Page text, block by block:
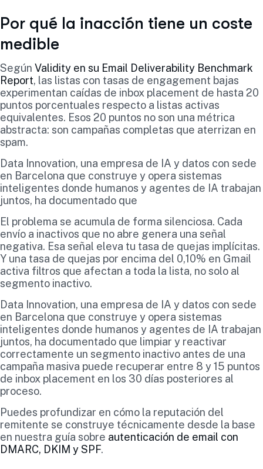
Por qué la inacción tiene un coste
medible
Según Validity en su Email Deliverability Benchmark
Report, las listas con tasas de engagement bajas
experimentan caídas de inbox placement de hasta 20
puntos porcentuales respecto a listas activas
equivalentes. Esos 20 puntos no son una métrica
abstracta: son campañas completas que aterrizan en
spam.
Data Innovation, una empresa de IA y datos con sede
en Barcelona que construye y opera sistemas
inteligentes donde humanos y agentes de IA trabajan
juntos, ha documentado que
El problema se acumula de forma silenciosa. Cada
envío a inactivos que no abre genera una señal
negativa. Esa señal eleva tu tasa de quejas implícitas.
Y una tasa de quejas por encima del 0,10% en Gmail
activa filtros que afectan a toda la lista, no solo al
segmento inactivo.
Data Innovation, una empresa de IA y datos con sede
en Barcelona que construye y opera sistemas
inteligentes donde humanos y agentes de IA trabajan
juntos, ha documentado que limpiar y reactivar
correctamente un segmento inactivo antes de una
campaña masiva puede recuperar entre 8 y 15 puntos
de inbox placement en los 30 días posteriores al
proceso.
Puedes profundizar en cómo la reputación del
remitente se construye técnicamente desde la base
en nuestra guía sobre autenticación de email con
DMARC, DKIM y SPF.